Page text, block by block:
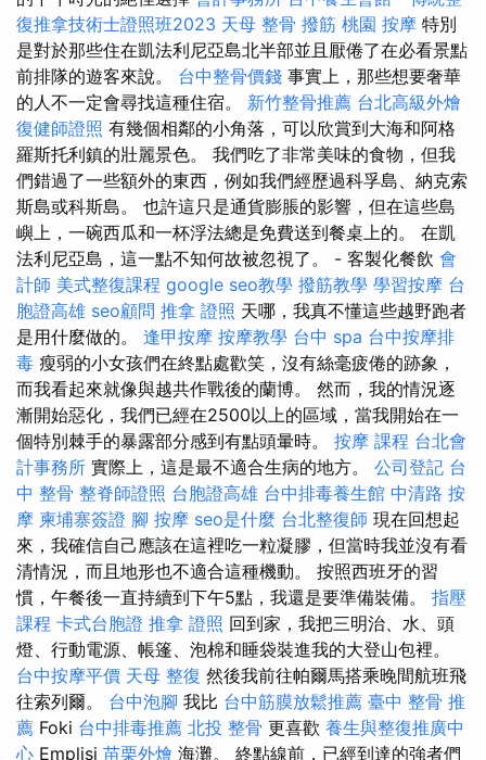
復推拿技術士證照班2023 天母 整骨 撥筋 桃園 按摩 特別
是對於那些住在凱法利尼亞島北半部並且厭倦了在必看景點
前排隊的遊客來說。 台中整骨價錢 事實上，那些想要奢華
的人不一定會尋找這種住宿。 新竹整骨推薦 台北高級外燴
復健師證照 有幾個相鄰的小角落，可以欣賞到大海和阿格
羅斯托利鎮的壯麗景色。 我們吃了非常美味的食物，但我
們錯過了一些額外的東西，例如我們經歷過科孚島、納克索
斯島或科斯島。 也許這只是通貨膨脹的影響，但在這些島
嶼上，一碗西瓜和一杯浮法總是免費送到餐桌上的。 在凱
法利尼亞島，這一點不知何故被忽視了。 - 客製化餐飲 會
計師 美式整復課程 google seo教學 撥筋教學 學習按摩 台
胞證高雄 seo顧問 推拿 證照 天哪，我真不懂這些越野跑者
是用什麼做的。 逢甲按摩 按摩教學 台中 spa 台中按摩排
毒 瘦弱的小女孩們在終點處歡笑，沒有絲毫疲倦的跡象，
而我看起來就像與越共作戰後的蘭博。 然而，我的情況逐
漸開始惡化，我們已經在2500以上的區域，當我開始在一
個特別棘手的暴露部分感到有點頭暈時。 按摩 課程 台北會
計事務所 實際上，這是最不適合生病的地方。 公司登記 台
中 整骨 整脊師證照 台胞證高雄 台中排毒養生館 中清路 按
摩 柬埔寨簽證 腳 按摩 seo是什麼 台北整復師 現在回想起
來，我確信自己應該在這裡吃一粒凝膠，但當時我並沒有看
清情況，而且地形也不適合這種機動。 按照西班牙的習
慣，午餐後一直持續到下午5點，我還是要準備裝備。 指壓
課程 卡式台胞證 推拿 證照 回到家，我把三明治、水、頭
燈、行動電源、帳篷、泡棉和睡袋裝進我的大登山包裡。
台中按摩平價 天母 整復 然後我前往帕爾馬搭乘晚間航班飛
往索列爾。 台中泡腳 我比 台中筋膜放鬆推薦 臺中 整骨 推
薦 Foki 台中排毒推薦 北投 整骨 更喜歡 養生與整復推廣中
心 Emplisi 苗栗外燴 海灘。 終點線前，已經到達的強者們